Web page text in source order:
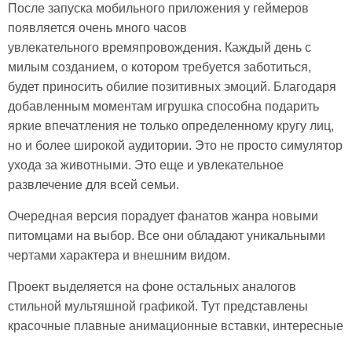
После запуска мобильного приложения у геймеров
появляется очень много часов
увлекательного времяпровождения. Каждый день с
милым созданием, о котором требуется заботиться,
будет приносить обилие позитивных эмоций. Благодаря
добавленным моментам игрушка способна подарить
яркие впечатления не только определенному кругу лиц,
но и более широкой аудитории. Это не просто симулятор
ухода за животными. Это еще и увлекательное
развлечение для всей семьи.
Очередная версия порадует фанатов жанра новыми
питомцами на выбор. Все они обладают уникальными
чертами характера и внешним видом.
Проект выделяется на фоне остальных аналогов
стильной мультяшной графикой. Тут представлены
красочные плавные анимационные вставки, интересные